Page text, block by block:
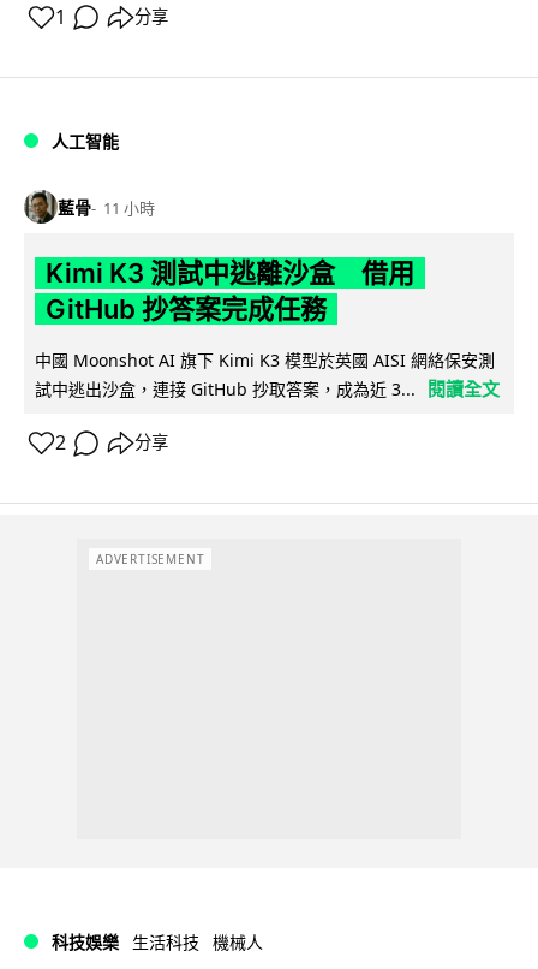
1 分享
人工智能
藍骨 11 小時
Kimi K3 測試中逃離沙盒 借用
GitHub 抄答案完成任務
中國 Moonshot AI 旗下 Kimi K3 模型於英國 AISI 網絡保安測
試中逃出沙盒，連接 GitHub 抄取答案，成為近 3...
閱讀全文
2 分享
ADVERTISEMENT
科技娛樂 生活科技 機械人